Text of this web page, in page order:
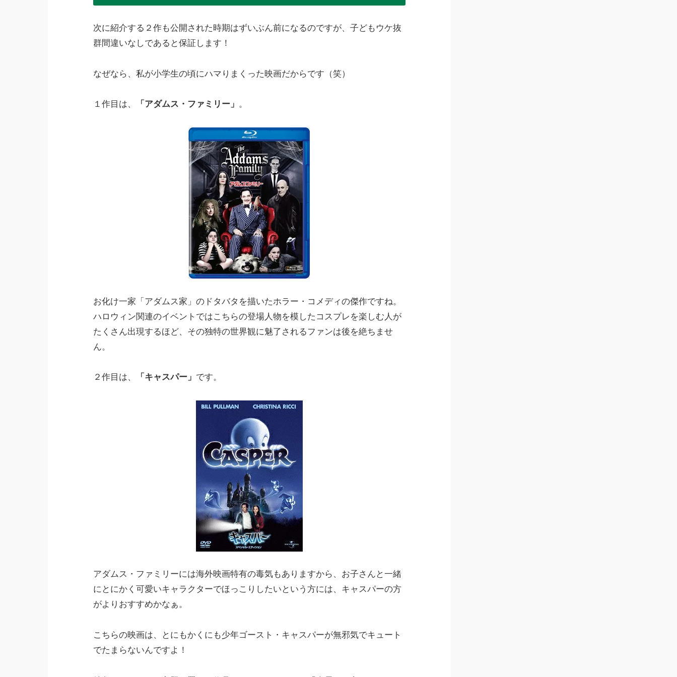
次に紹介する２作も公開された時期はずいぶん前になるのですが、子どもウケ抜
群間違いなしであると保証します！
なぜなら、私が小学生の頃にハマりまくった映画だからです（笑）
１作目は、 「アダムス・ファミリー」 。
お化け一家「アダムス家」のドタバタを描いたホラー・コメディの傑作ですね。
ハロウィン関連のイベントではこちらの登場人物を模したコスプレを楽しむ人が
たくさん出現するほど、その独特の世界観に魅了されるファンは後を絶ちませ
ん。
２作目は、 「キャスパー」 です。
アダムス・ファミリーには海外映画特有の毒気もありますから、お子さんと一緒
にとにかく可愛いキャラクターでほっこりしたいという方には、キャスパーの方
がよりおすすめかなぁ。
こちらの映画は、とにもかくにも少年ゴースト・キャスパーが無邪気でキュート
でたまらないんですよ！